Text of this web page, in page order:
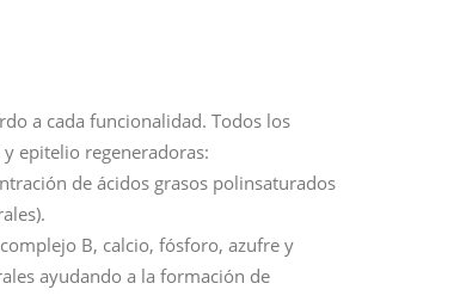
a cada funcionalidad. Todos los
epitelio regeneradoras:
de ácidos grasos polinsaturados
B, calcio, fósforo, azufre y
ayudando a la formación de